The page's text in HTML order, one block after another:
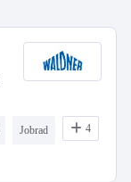
Jobrad 4